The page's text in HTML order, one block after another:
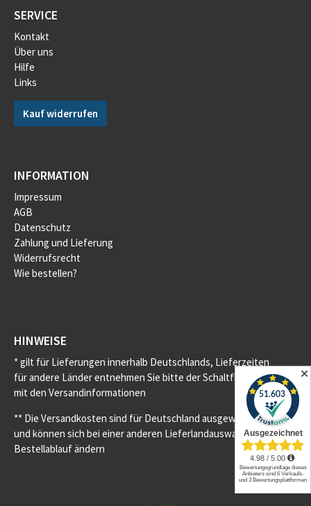
SERVICE
Kontakt
Über uns
Hilfe
Links
Kauf widerrufen
INFORMATION
Impressum
AGB
Datenschutz
Zahlung und Lieferung
Widerrufsrecht
Wie bestellen?
HINWEISE
* gilt für Lieferungen innerhalb Deutschlands, Lieferzeiten
für andere Länder entnehmen Sie bitte der Schaltfläche
mit den Versandinformationen
** Die Versandkosten sind für Deutschland ausgewiesen
und können sich bei einer anderen Lieferlandauswahl im
Bestellablauf ändern
✕